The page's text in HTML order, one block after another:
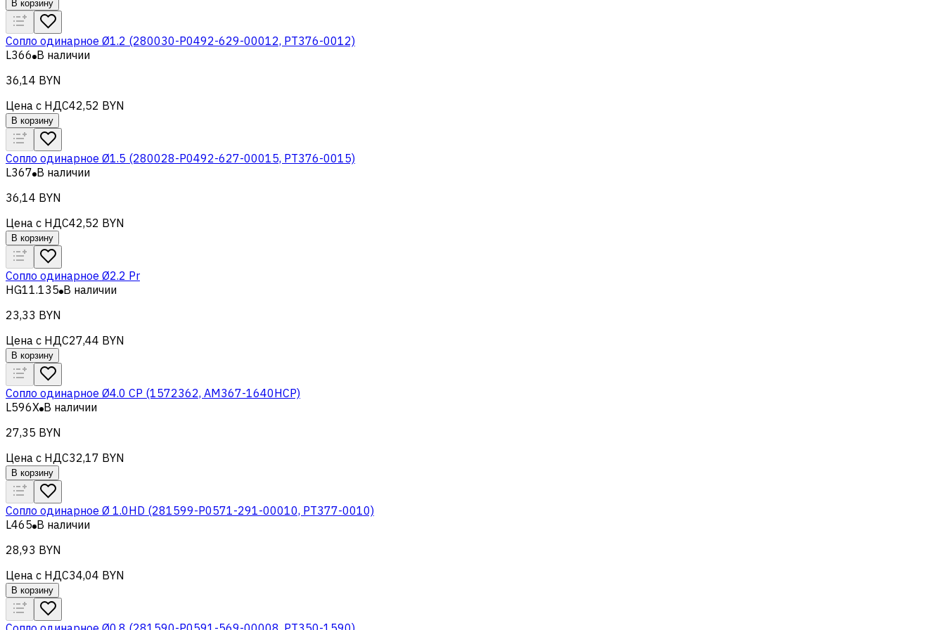
В корзину
Сопло одинарное Ø1.2 (280030-P0492-629-00012, PT376-0012)
L366 В наличии
36,14 BYN
Цена с НДС42,52 BYN
В корзину
Сопло одинарное Ø1.5 (280028-P0492-627-00015, PT376-0015)
L367 В наличии
36,14 BYN
Цена с НДС42,52 BYN
В корзину
Сопло одинарное Ø2.2 Pr
HG11.135 В наличии
23,33 BYN
Цена с НДС27,44 BYN
В корзину
Сопло одинарное Ø4.0 CP (1572362, AM367-1640HCP)
L596X В наличии
27,35 BYN
Цена с НДС32,17 BYN
В корзину
Сопло одинарное Ø 1.0HD (281599-P0571-291-00010, PT377-0010)
L465 В наличии
28,93 BYN
Цена с НДС34,04 BYN
В корзину